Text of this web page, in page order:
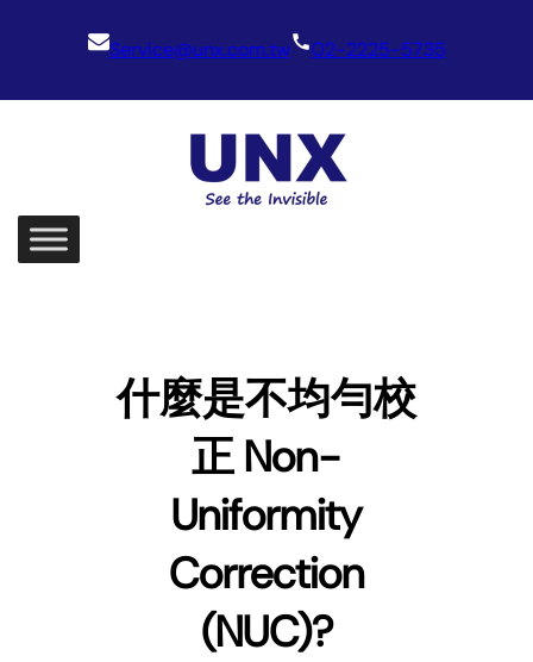
Service@unx.com.tw 02-2225-5735
什麼是不均勻校
正 Non-
Uniformity
Correction
(NUC)?